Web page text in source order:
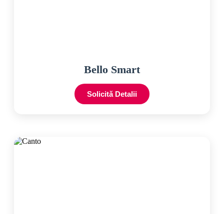
Bello Smart
Solicită Detalii